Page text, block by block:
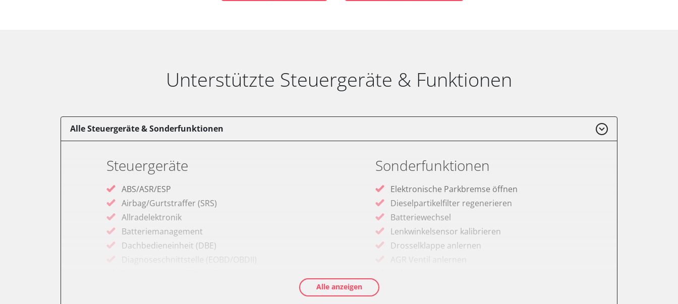
Unterstützte Steuergeräte & Funktionen
Alle Steuergeräte & Sonderfunktionen
Steuergeräte
ABS/ASR/ESP
Airbag/Gurtstraffer (SRS)
Allradelektronik
Batteriemanagement
Dachbedieneinheit (DBE)
Diagnoseschnittstelle (EOBD/OBDII)
Sonderfunktionen
Elektronische Parkbremse öffnen
Dieselpartikelfilter regenerieren
Batteriewechsel
Lenkwinkelsensor kalibrieren
Drosselklappe anlernen
AGR Ventil anlernen
Alle anzeigen